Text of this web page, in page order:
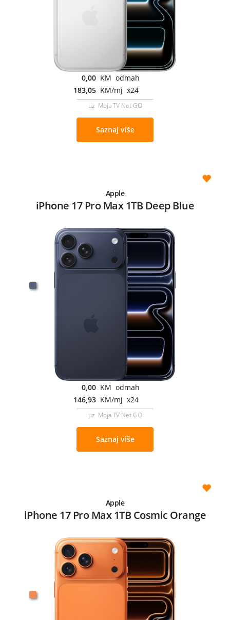
0,00 KM odmah
183,05 KM/mj x24
uz Moja TV Net GO
Saznaj više
Apple
iPhone 17 Pro Max 1TB Deep Blue
0,00 KM odmah
146,93 KM/mj x24
uz Moja TV Net GO
Saznaj više
Apple
iPhone 17 Pro Max 1TB Cosmic Orange